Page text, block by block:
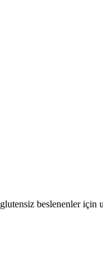
beslenenler için